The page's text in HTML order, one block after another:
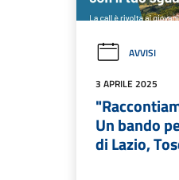
AVVISI
3 APRILE 2025
Un bando
di Lazio,